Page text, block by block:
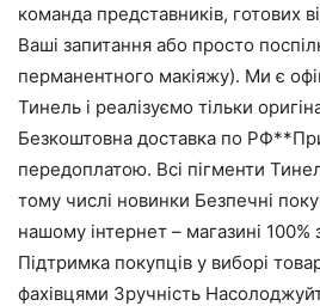
команда представників, готових
Ваші запитання або просто
перманентного макіяжу). Ми є
Тинель і реалізуємо тільки
Безкоштовна доставка по
передоплатою. Всі пігменти
тому числі новинки Безпечні
нашому інтернет – магазині 100%
Підтримка покупців у виборі
фахівцями Зручність